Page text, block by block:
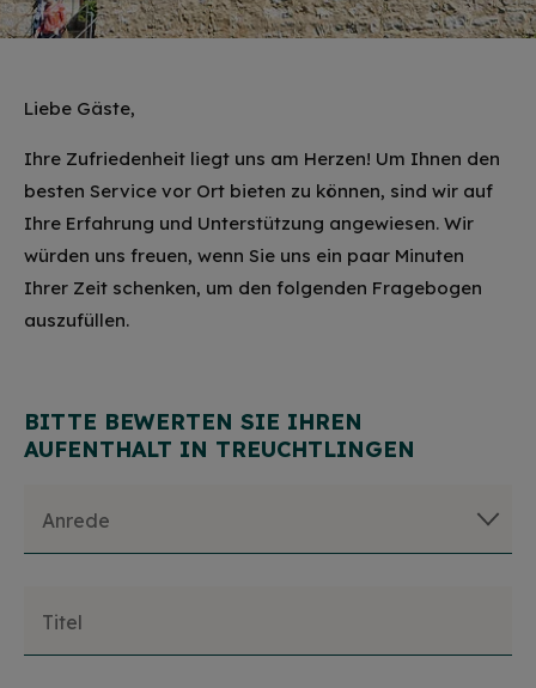
Liebe Gäste,
Ihre Zufriedenheit liegt uns am Herzen! Um Ihnen den
besten Service vor Ort bieten zu können, sind wir auf
Ihre Erfahrung und Unterstützung angewiesen. Wir
würden uns freuen, wenn Sie uns ein paar Minuten
Ihrer Zeit schenken, um den folgenden Fragebogen
auszufüllen.
BITTE BEWERTEN SIE IHREN
AUFENTHALT IN TREUCHTLINGEN
Anrede
Titel